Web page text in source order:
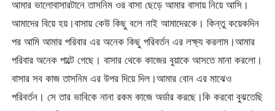
আমার ভালোবাসারটানে তাসনিম ওর বাসা ছেড়ে আমার বাসায় নিয়ে আসি।
আমাদের বিয়ে হয়।বাসায় কেউ কিছু বলে নাই আমাদেরকে। কিন্তু কয়েকদিন
পর আমি আমার পরিবার এর অনেক কিছু পরিবর্তন এর লক্ষ্য করলাম।আমার
পরিবার অনেক পাল্টে গেছে। বাসার থেকে কাজের বুয়াকে আসতে মানা করলো।
বাসার সব কাজ তাসনিম এর উপর দিয়ে দিল।আমার বোন এর মাঝেও
পরিবর্তন। সে তার ভাবিকে নানা রকম কাজে অর্ডার করছে।কি করবো বুঝতেছি